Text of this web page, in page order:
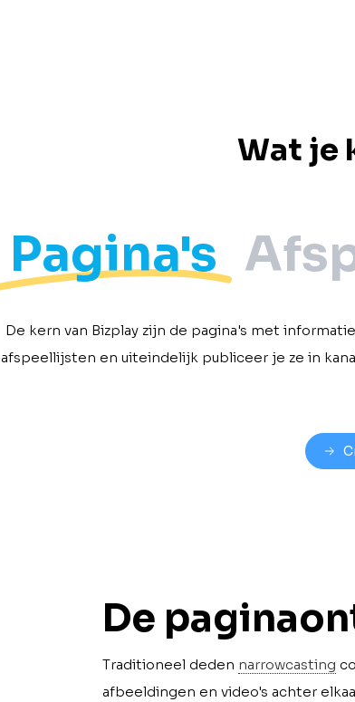
Wat je
Pagina's
De kern van Bizplay zijn de pagina's met
afspeellijsten en uiteindelijk publiceer je ze in
De
Traditioneel deden narrowcasting
afbeeldingen en video's achter